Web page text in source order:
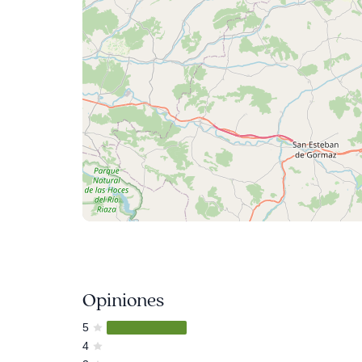
Opiniones
5
4